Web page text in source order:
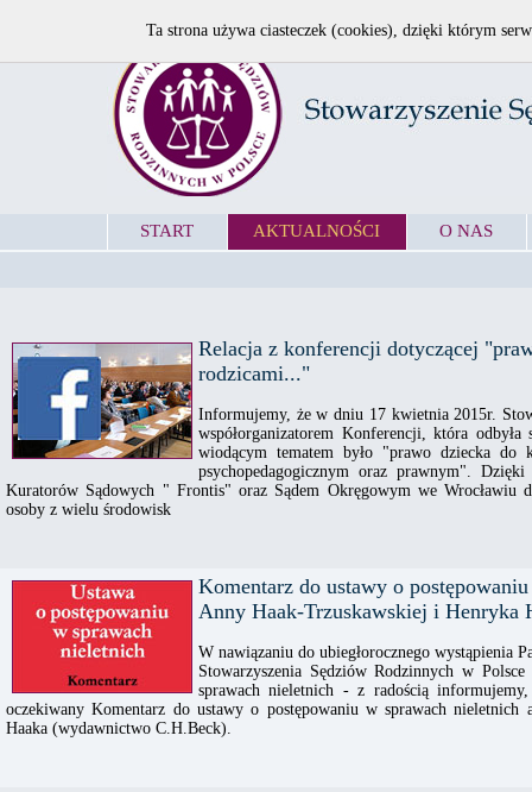
START AKTUALNOŚCI O NAS
Relacja z konferencji dotyczącej
rodzicami..."
Informujemy, że w dniu 17 kwietnia 2015r.
współorganizatorem Konferencji, która
wiodącym tematem było "prawo dziecka
psychopedagogicznym oraz prawnym".
Kuratorów Sądowych " Frontis" oraz Sądem Okręgowym we Wrocławiu
osoby z wielu środowisk
Komentarz do ustawy o
Anny Haak-Trzuskawskiej i Henryka
W nawiązaniu do ubiegłorocznego wystąpienia
Stowarzyszenia Sędziów Rodzinnych w
sprawach nieletnich - z radością
oczekiwany Komentarz do ustawy o postępowaniu w sprawach
Haaka (wydawnictwo C.H.Beck).
Ta strona używa ciasteczek (cookies), dzięki którym